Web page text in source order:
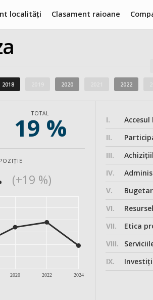
localități Clasament raioane
2018 2020 2022
TOTAL
19 %
POZIȚIE
(+19 %)
2020 2022 2024
I.
II.
III.
IV.
V.
VI.
VII.
Etica
VIII.
IX.
Investițiile,